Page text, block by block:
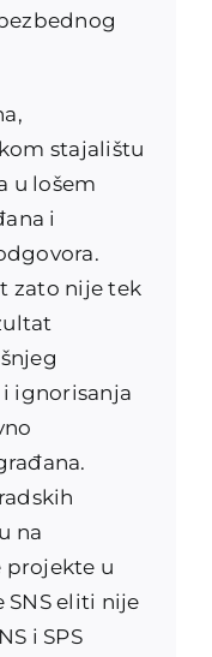
stajalištu
u lošem
i
zato nije tek
ignorisanja
na
projekte u
eliti nije
i SPS